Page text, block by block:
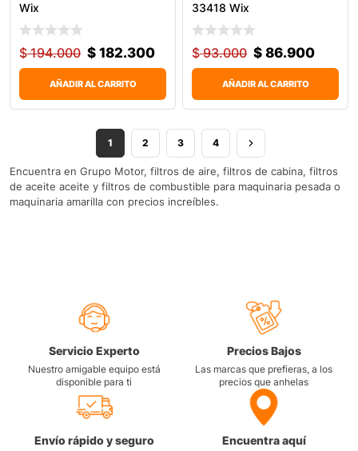
Wix
$194.000 $ 182.300
AÑADIR AL CARRITO
33418 Wix
$93.000 $ 86.900
AÑADIR AL CARRITO
1 2 3 4
Encuentra en Grupo Motor, filtros de aire, filtros de cabina, filtros
de aceite aceite y filtros de combustible para maquinaria pesada o
maquinaria amarilla con precios increíbles.
Servicio Experto
Nuestro amigable equipo está
disponible para ti
Precios Bajos
Las marcas que prefieras, a los
precios que anhelas
Envío rápido y seguro Encuentra aquí